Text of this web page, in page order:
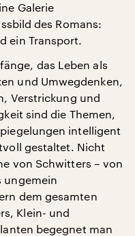
Galerie
des Romans:
ein Transport.
das Leben als
und Umwegdenken,
Verstrickung und
sind die Themen,
intelligent
gestaltet. Nicht
von Schwitters – von
ungemein
dem gesamten
Klein- und
begegnet man